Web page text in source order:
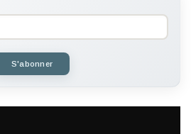
S'abonner